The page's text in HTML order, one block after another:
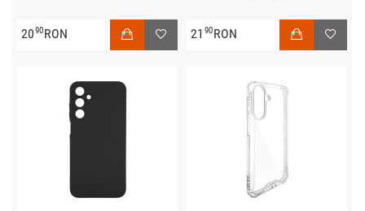
2090RON 21 90RON